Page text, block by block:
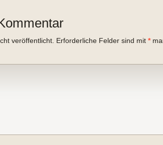
veröffentlicht. Erforderliche Felder sind mit *